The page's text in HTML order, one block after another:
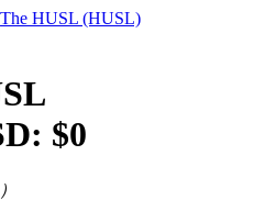
The HUSL (HUSL)
$0